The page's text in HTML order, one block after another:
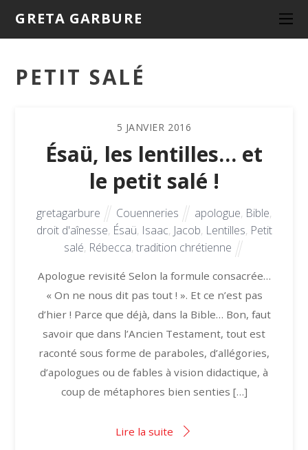
GRETA GARBURE
PETIT SALÉ
5 JANVIER 2016
Ésaü, les lentilles… et
le petit salé !
gretagarbure Couenneries apologue, Bible,
droit d'aînesse, Ésaü, Isaac, Jacob, Lentilles, Petit
salé, Rébecca, tradition chrétienne
Apologue revisité Selon la formule consacrée…
« On ne nous dit pas tout ! ». Et ce n’est pas
d’hier ! Parce que déjà, dans la Bible… Bon, faut
savoir que dans l’Ancien Testament, tout est
raconté sous forme de paraboles, d’allégories,
d’apologues ou de fables à vision didactique, à
coup de métaphores bien senties […]
Lire la suite